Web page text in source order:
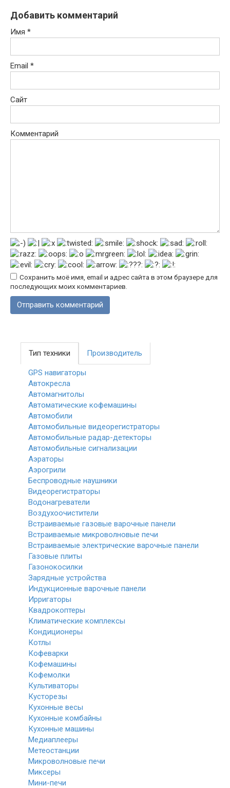
Добавить комментарий
Имя *
Email *
Сайт
Комментарий
Сохранить моё имя, email и адрес сайта в этом браузере для
последующих моих комментариев.
Тип техники Производитель
GPS навигаторы
Автокресла
Автомагнитолы
Автоматические кофемашины
Автомобили
Автомобильные видеорегистраторы
Автомобильные радар-детекторы
Автомобильные сигнализации
Аэраторы
Аэрогрили
Беспроводные наушники
Видеорегистраторы
Водонагреватели
Воздухоочистители
Встраиваемые газовые варочные панели
Встраиваемые микроволновые печи
Встраиваемые электрические варочные панели
Газовые плиты
Газонокосилки
Зарядные устройства
Индукционные варочные панели
Ирригаторы
Квадрокоптеры
Климатические комплексы
Кондиционеры
Котлы
Кофеварки
Кофемашины
Кофемолки
Культиваторы
Кусторезы
Кухонные весы
Кухонные комбайны
Кухонные машины
Медиаплееры
Метеостанции
Микроволновые печи
Миксеры
Мини-печи